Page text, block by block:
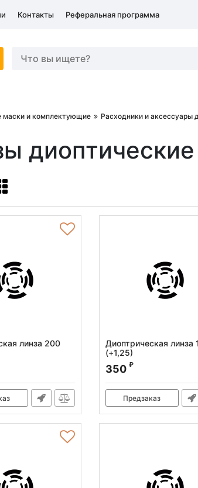
Контакты Реферальная программа
маски и комплектующие Расходники и аксессуары
диоптические
линза 200
Диоптрическая линза
(+1,25)
Артикул:
350 ₽
Предзаказ